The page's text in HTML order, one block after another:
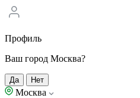
Профиль
Ваш город Москва?
Да Нет
Москва